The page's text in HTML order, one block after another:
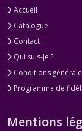
Accueil
Catalogue
Contact
Qui suis-je ?
Conditions
Programme de
Mentions